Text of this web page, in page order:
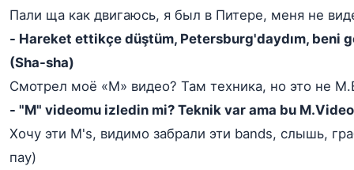
Пали ща как двигаюсь, я был в Питере, меня не
- Hareket ettikçe düştüm, Petersburg'daydım, beni
(Sha-sha)
Смотрел моё «M» видео? Там техника, но это не
- "M" videomu izledin mi? Teknik var ama bu
Хочу эти M's, видимо забрали эти bands, слышь,
пау)